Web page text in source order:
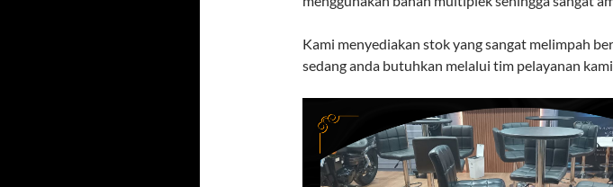
Kami menyediakan stok yang sangat melimpah
sedang anda butuhkan melalui tim pelayanan kami.